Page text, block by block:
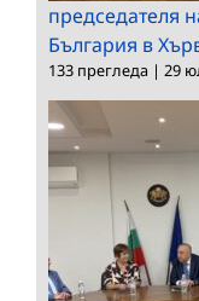
председателя
България в
133 прегледа | 29